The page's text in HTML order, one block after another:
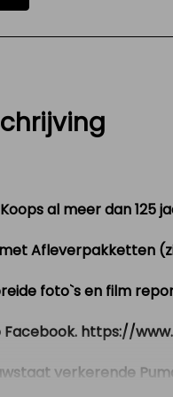
assistent
autopas
systeem full map
al meer dan 125
Afleverpakketten
foto`s en film
Facebook. https://
verkerende